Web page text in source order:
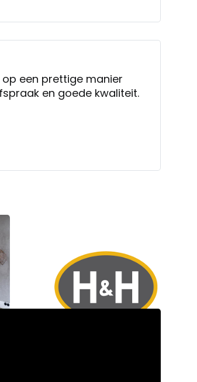
een prettige manier
en goede kwaliteit.